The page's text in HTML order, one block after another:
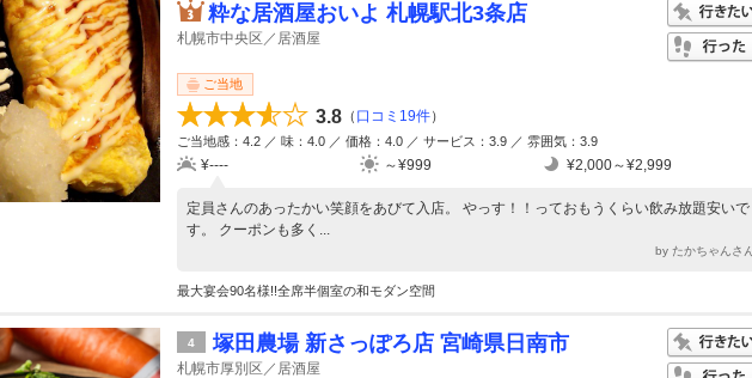
粋な居酒屋おいよ 札幌駅北3条店
札幌市中央区／居酒屋
ご当地
3.8 （ 口コミ19件）
ご当地感：4.2 ／ 味：4.0 ／ 価格：4.0 ／ サービス：3.9 ／ 雰囲気：3.9
¥---- ～¥999 ¥2,000～¥2,999
定員さんのあったかい笑顔をあびて入店。 やっす！！っておもうくらい飲み放題安いで
す。 クーポンも多く...
by たかちゃんさん
最大宴会90名様!!全席半個室の和モダン空間
4 塚田農場 新さっぽろ店 宮崎県日南市
札幌市厚別区／居酒屋